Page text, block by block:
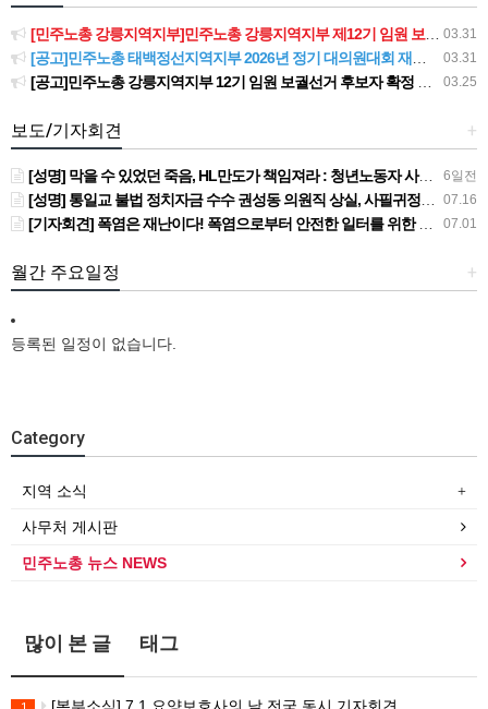
03.31
[민주노총 강릉지역지부]민주노총 강릉지역지부 제12기 임원 보궐선거결과 공고
03.31
[공고]민주노총 태백정선지역지부 2026년 정기 대의원대회 재소집 건
03.25
[공고]민주노총 강릉지역지부 12기 임원 보궐선거 후보자 확정 공고
+
보도/기자회견
6일전
[성명] 막을 수 있었던 죽음, HL만도가 책임져라 : 청년노동자 사망사고의 철저한 진상규명과 재발방지 대책 마련하라
07.16
[성명] 통일교 불법 정치자금 수수 권성동 의원직 상실, 사필귀정이다
07.01
[기자회견] 폭염은 재난이다! 폭염으로부터 안전한 일터를 위한 민주노총 강원지역본부 폭염감시단 선포 기자회견
+
월간 주요일정
등록된 일정이 없습니다.
Category
지역 소식
사무처 게시판
민주노총 뉴스 NEWS
많이 본 글 태그